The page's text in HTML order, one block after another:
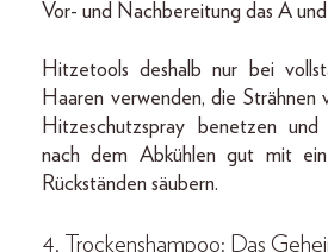
Vor- und Nachbereitung das A
Hitzetools deshalb nur bei
Haaren verwenden, die
Hitzeschutzspray benetzen
nach dem Abkühlen gut mit
Rückständen säubern.
4. Trockenshampoo: Das